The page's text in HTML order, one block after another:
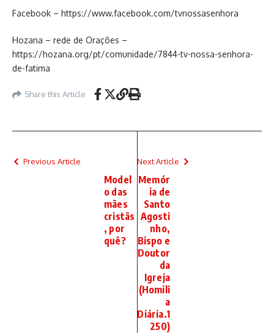
Facebook – https://www.facebook.com/tvnossasenhora
Hozana – rede de Orações –
https://hozana.org/pt/comunidade/7844-tv-nossa-senhora-
de-fatima
Share this Article
Previous Article
Model
o das
mães
cristãs
, por
quê?
Next Article
Memór
ia de
Santo
Agosti
nho,
Bispo e
Doutor
da
Igreja
(Homili
a
Diária.1
250)